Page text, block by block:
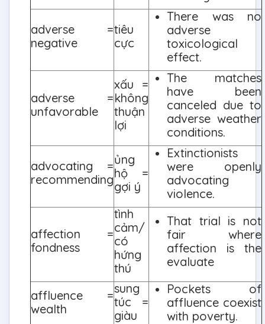
adverse =
negative
tiêu
cực
There was no
adverse
toxicological
effect.
adverse =
unfavorable
xấu =
không
thuận
lợi
The matches
have been
canceled due to
adverse weather
conditions.
advocating =
recommending
ủng
hộ =
gợi ý
Extinctionists
were openly
advocating
violence.
affection =
fondness
tình
cảm/
có
hứng
thú
That trial is not
fair where
affection is the
evaluate
affluence =
wealth
sung
túc =
giàu
Pockets of
affluence coexist
with poverty.